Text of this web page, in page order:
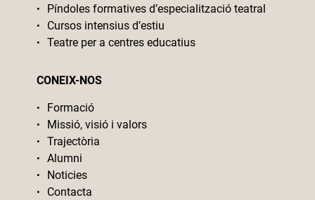
Píndoles formatives d’especialització teatral
Cursos intensius d’estiu
Teatre per a centres educatius
CONEIX-NOS
Formació
Missió, visió i valors
Trajectòria
Alumni
Noticies
Contacta